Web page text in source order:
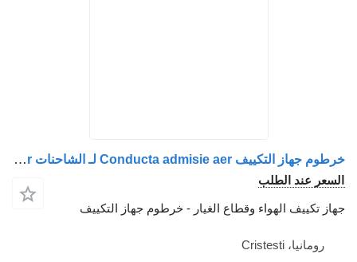
خرطوم جهاز التكييف Conducta admisie aer لـ الشاحنات IVECO 5801525757, de la filtrul de aer la turbocompresor
السعر عند الطلب
جهاز تكييف الهواء وقطاع الغيار - خرطوم جهاز التكييف
رومانيا، Cristesti